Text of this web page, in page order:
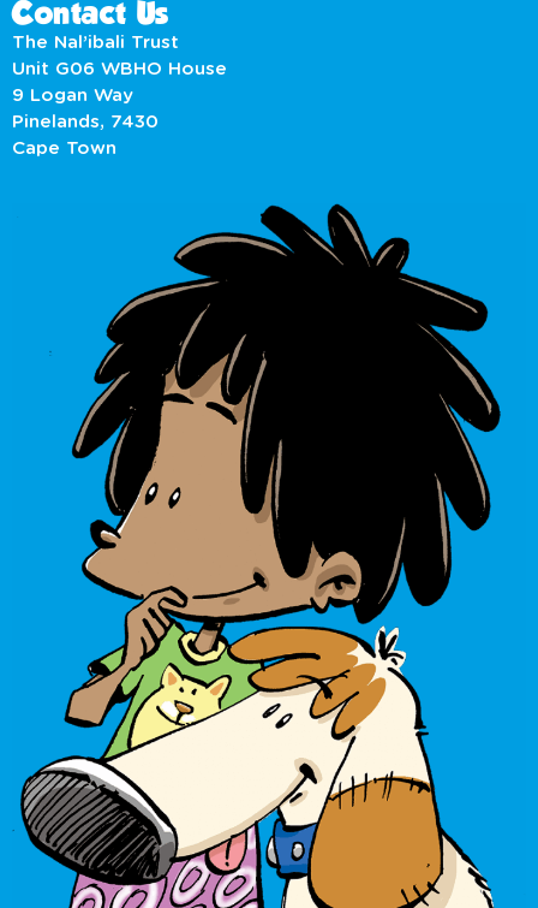
Contact Us
The Nal’ibali Trust
Unit G06 WBHO House
9 Logan Way
Pinelands, 7430
Cape Town